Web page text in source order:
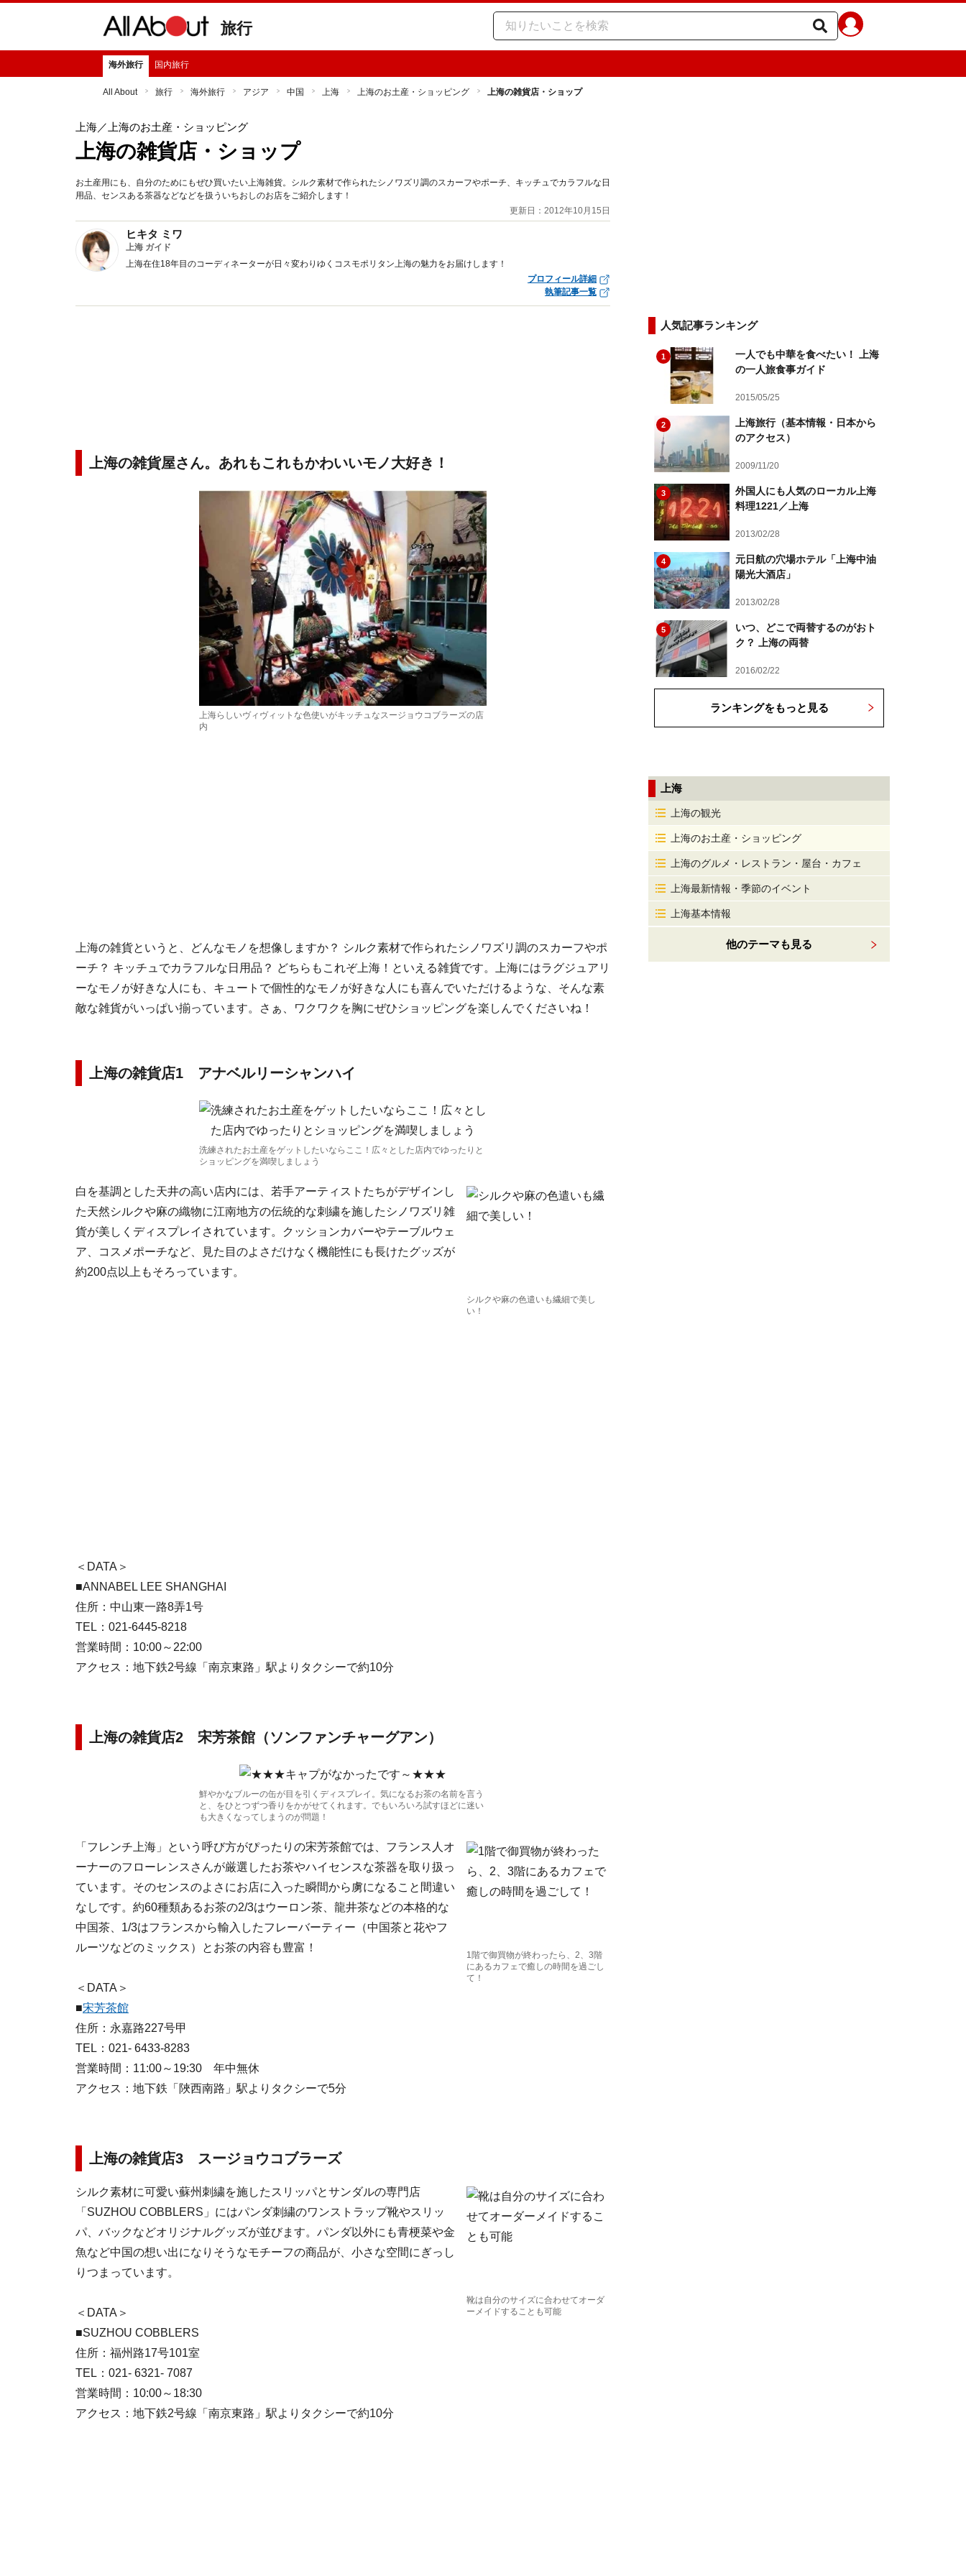
旅行
海外旅行 国内旅行
All About 旅行 海外旅行 アジア 中国 上海 上海のお土産・ショッピング 上海の雑貨店・ショップ
上海／上海のお土産・ショッピング
上海の雑貨店・ショップ
お土産用にも、自分のためにもぜひ買いたい上海雑貨。シルク素材で作られたシノワズリ調のスカーフやポーチ、キッチュでカラフルな日
用品、センスある茶器などなどを扱ういちおしのお店をご紹介します！
更新日：2012年10月15日
ヒキタ ミワ
上海 ガイド
上海在住18年目のコーディネーターが日々変わりゆくコスモポリタン上海の魅力をお届けします！
プロフィール詳細
執筆記事一覧
上海の雑貨屋さん。あれもこれもかわいいモノ大好き！
上海らしいヴィヴィットな色使いがキッチュなスージョウコブラーズの店
内
上海の雑貨というと、どんなモノを想像しますか？ シルク素材で作られたシノワズリ調のスカーフやポ
ーチ？ キッチュでカラフルな日用品？ どちらもこれぞ上海！といえる雑貨です。上海にはラグジュアリ
ーなモノが好きな人にも、キュートで個性的なモノが好きな人にも喜んでいただけるような、そんな素
敵な雑貨がいっぱい揃っています。さぁ、ワクワクを胸にぜひショッピングを楽しんでくださいね！
上海の雑貨店1 アナベルリーシャンハイ
洗練されたお土産をゲットしたいならここ！広々とした店内でゆったりと
ショッピングを満喫しましょう
シルクや麻の色遣いも繊細で美し
い！
白を基調とした天井の高い店内には、若手アーティストたちがデザインし
た天然シルクや麻の織物に江南地方の伝統的な刺繍を施したシノワズリ雑
貨が美しくディスプレイされています。クッションカバーやテーブルウェ
ア、コスメポーチなど、見た目のよさだけなく機能性にも長けたグッズが
約200点以上もそろっています。
＜DATA＞
■ANNABEL LEE SHANGHAI
住所：中山東一路8弄1号
TEL：021-6445-8218
営業時間：10:00～22:00
アクセス：地下鉄2号線「南京東路」駅よりタクシーで約10分
上海の雑貨店2 宋芳茶館（ソンファンチャーグアン）
鮮やかなブルーの缶が目を引くディスプレイ。気になるお茶の名前を言う
と、をひとつずつ香りをかがせてくれます。でもいろいろ試すほどに迷い
も大きくなってしまうのが問題！
1階で御買物が終わったら、2、3階
にあるカフェで癒しの時間を過ごし
て！
「フレンチ上海」という呼び方がぴったりの宋芳茶館では、フランス人オ
ーナーのフローレンスさんが厳選したお茶やハイセンスな茶器を取り扱っ
ています。そのセンスのよさにお店に入った瞬間から虜になること間違い
なしです。約60種類あるお茶の2/3はウーロン茶、龍井茶などの本格的な
中国茶、1/3はフランスから輸入したフレーバーティー（中国茶と花やフ
ルーツなどのミックス）とお茶の内容も豊富！
＜DATA＞
■宋芳茶館
住所：永嘉路227号甲
TEL：021- 6433-8283
営業時間：11:00～19:30 年中無休
アクセス：地下鉄「陜西南路」駅よりタクシーで5分
上海の雑貨店3 スージョウコブラーズ
靴は自分のサイズに合わせてオーダ
ーメイドすることも可能
シルク素材に可愛い蘇州刺繍を施したスリッパとサンダルの専門店
「SUZHOU COBBLERS」にはパンダ刺繍のワンストラップ靴やスリッ
パ、バックなどオリジナルグッズが並びます。パンダ以外にも青梗菜や金
魚など中国の想い出になりそうなモチーフの商品が、小さな空間にぎっし
りつまっています。
＜DATA＞
■SUZHOU COBBLERS
住所：福州路17号101室
TEL：021- 6321- 7087
営業時間：10:00～18:30
アクセス：地下鉄2号線「南京東路」駅よりタクシーで約10分
人気記事ランキング
1
一人でも中華を食べたい！ 上海
の一人旅食事ガイド
2015/05/25
2
上海旅行（基本情報・日本から
のアクセス）
2009/11/20
3
外国人にも人気のローカル上海
料理1221／上海
2013/02/28
4
元日航の穴場ホテル「上海中油
陽光大酒店」
2013/02/28
5
いつ、どこで両替するのがおト
ク？ 上海の両替
2016/02/22
ランキングをもっと見る
上海
上海の観光
上海のお土産・ショッピング
上海のグルメ・レストラン・屋台・カフェ
上海最新情報・季節のイベント
上海基本情報
他のテーマも見る